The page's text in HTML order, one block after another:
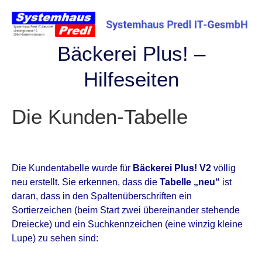
content
Bäckerei Plus! –
Hilfeseiten
Die Kunden-Tabelle
Die Kundentabelle wurde für Bäckerei Plus! V2 völlig
neu erstellt. Sie erkennen, dass die Tabelle „neu“ ist
daran, dass in den Spaltenüberschriften ein
Sortierzeichen (beim Start zwei übereinander stehende
Dreiecke) und ein Suchkennzeichen (eine winzig kleine
Lupe) zu sehen sind: